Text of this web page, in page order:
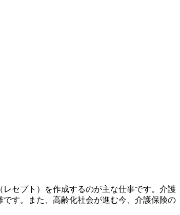
セプト）を作成するのが主な仕事です。介護
す。また、高齢化社会が進む今、介護保険の